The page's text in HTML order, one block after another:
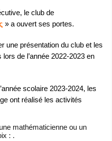
le club de
» a ouvert ses portes.
une présentation du club et les
de l’année 2022-2023 en
scolaire 2023-2024, les
ont réalisé les activités
mathématicienne ou un
: .